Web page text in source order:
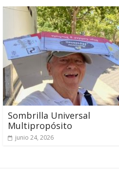
Sombrilla Universal
Multipropósito
junio 24, 2026